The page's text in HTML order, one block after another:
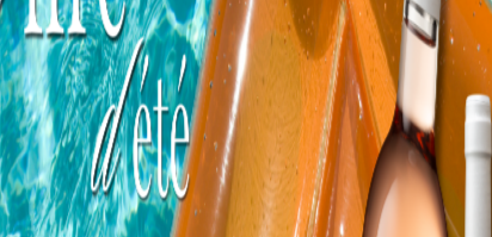
Conservation
Jusqu'à 5 ans